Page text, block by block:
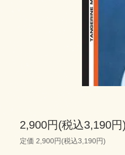
2,900円(税込3,190円)
定価 2,900円(税込3,190円)